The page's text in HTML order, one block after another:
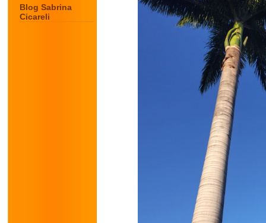
Blog Sabrina
Cicareli